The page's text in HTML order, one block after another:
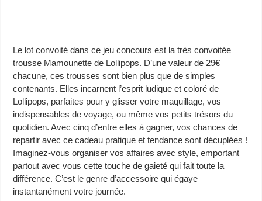
Le lot convoité dans ce jeu concours est la très convoitée
trousse Mamounette de Lollipops. D’une valeur de 29€
chacune, ces trousses sont bien plus que de simples
contenants. Elles incarnent l’esprit ludique et coloré de
Lollipops, parfaites pour y glisser votre maquillage, vos
indispensables de voyage, ou même vos petits trésors du
quotidien. Avec cinq d’entre elles à gagner, vos chances de
repartir avec ce cadeau pratique et tendance sont décuplées !
Imaginez-vous organiser vos affaires avec style, emportant
partout avec vous cette touche de gaieté qui fait toute la
différence. C’est le genre d’accessoire qui égaye
instantanément votre journée.